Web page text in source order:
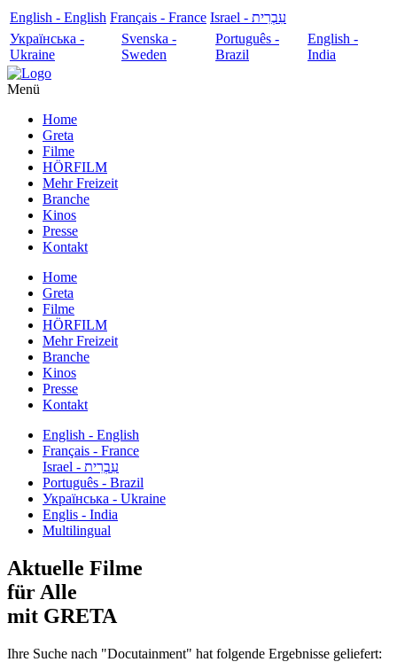
English - English Français - France
עִבְרִית - Israel
Українська -
Ukraine
Svenska -
Sweden
Português -
Brazil
English -
India
Menü
Home
Greta
Filme
HÖRFILM
Mehr Freizeit
Branche
Kinos
Presse
Kontakt
Home
Greta
Filme
HÖRFILM
Mehr Freizeit
Branche
Kinos
Presse
Kontakt
English - English
Français - France
עִבְרִית - Israel
Português - Brazil
Українська - Ukraine
Englis - India
Multilingual
Aktuelle Filme
für Alle
mit GRETA
Ihre Suche nach "Docutainment" hat folgende Ergebnisse geliefert: